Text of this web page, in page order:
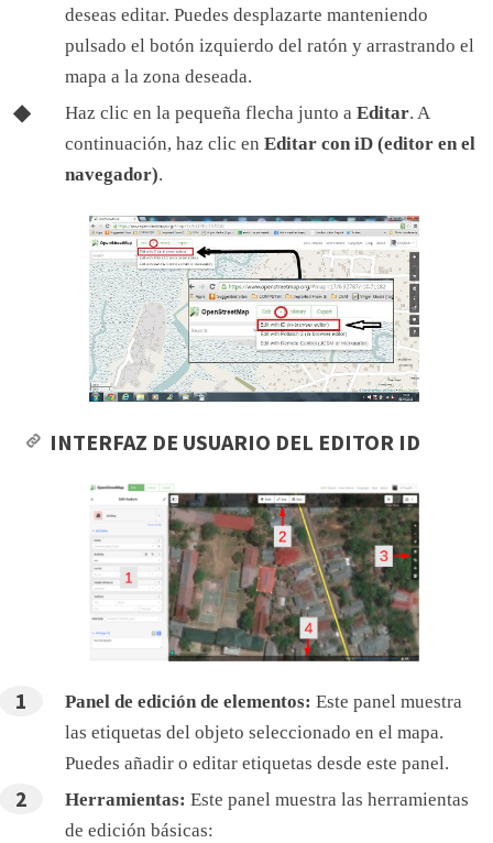
deseas editar. Puedes desplazarte manteniendo
pulsado el botón izquierdo del ratón y arrastrando el
mapa a la zona deseada.
Haz clic en la pequeña flecha junto aEditar. A
continuación, haz clic enEditar con iD (editor en el
navegador).
INTERFAZ DE USUARIO DEL EDITOR ID
Panel de edición de elementos: Este panel muestra
las etiquetas del objeto seleccionado en el mapa.
Puedes añadir o editar etiquetas desde este panel.
Herramientas: Este panel muestra las herramientas
de edición básicas: